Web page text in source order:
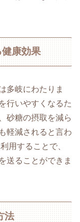
康効果
多岐にわたりま
行いやすくなるた
砂糖の摂取を減ら
軽減されると言わ
用することで、
送ることができま
法